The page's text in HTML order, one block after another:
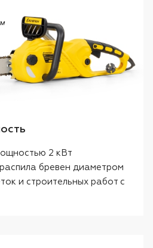
2 кВт
бревен диаметром
и строительных работ с